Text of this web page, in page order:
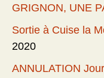
GRIGNON, UNE
Sortie à Cuise la
2020
ANNULATION